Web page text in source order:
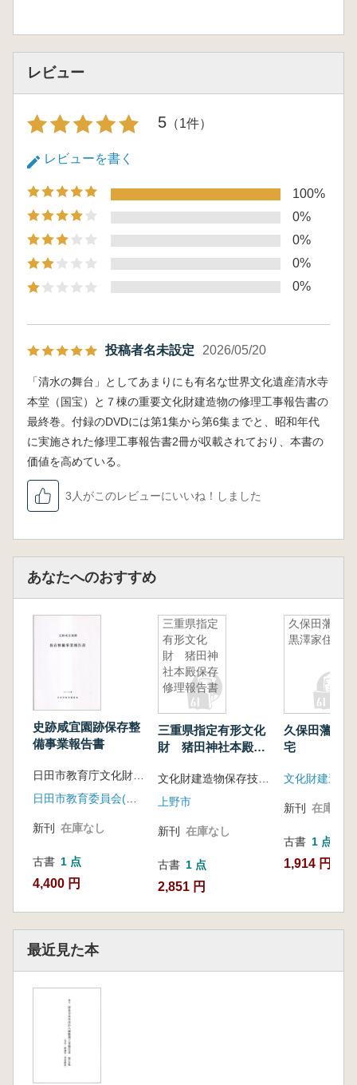
レビュー
5 （1件）
レビューを書く
100%
0%
0%
0%
0%
投稿者名未設定 2026/05/20
「清水の舞台」としてあまりにも有名な世界文化遺産清水寺
本堂（国宝）と７棟の重要文化財建造物の修理工事報告書の
最終巻。付録のDVDには第1集から第6集までと、昭和年代
に実施された修理工事報告書2冊が収載されており、本書の
価値を高めている。
3人がこのレビューにいいね！しました
あなたへのおすすめ
史跡咸宜園跡保存整
備事業報告書
日田市教育庁文化財保護課 編
日田市教育委員会(大分県)
新刊 在庫なし
古書 1 点
4,400 円
三重県指定
有形文化
財 猪田神
社本殿保存
修理報告書
三重県指定有形文化
財 猪田神社本殿保
上野市
新刊 在庫なし
古書 1 点
2,851 円
久保田藩旧
黒澤家住宅
久保田藩旧
宅
新刊 在庫なし
古書 1 点
1,914 円
最近見た本